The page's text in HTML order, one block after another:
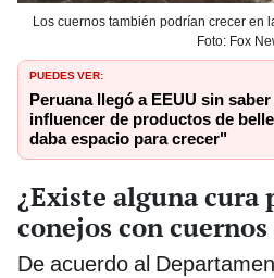
Los cuernos también podrían crecer en
Foto: Fox
PUEDES VER:
Peruana llegó a EEUU sin
influencer de productos de
daba espacio para crecer"
¿Existe alguna cura
conejos con cuernos
De acuerdo al